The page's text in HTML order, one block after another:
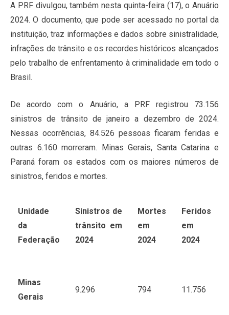
A PRF divulgou, também nesta quinta-feira (17), o Anuário
2024. O documento, que pode ser acessado no portal da
instituição, traz informações e dados sobre sinistralidade,
infrações de trânsito e os recordes históricos alcançados
pelo trabalho de enfrentamento à criminalidade em todo o
Brasil.
De acordo com o Anuário, a PRF registrou 73.156
sinistros de trânsito de janeiro a dezembro de 2024.
Nessas ocorrências, 84.526 pessoas ficaram feridas e
outras 6.160 morreram. Minas Gerais, Santa Catarina e
Paraná foram os estados com os maiores números de
sinistros, feridos e mortes.
Unidade
da
Federação
Sinistros de
trânsito em
2024
Mortes
em
2024
Feridos
em
2024
Minas
Gerais
9.296 794 11.756